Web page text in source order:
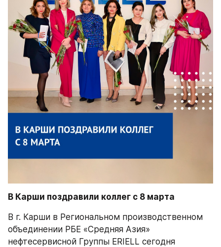
В Карши поздравили коллег с 8 марта
В г. Карши в Региональном производственном
объединении РБЕ «Средняя Азия»
нефтесервисной Группы ERIELL сегодня